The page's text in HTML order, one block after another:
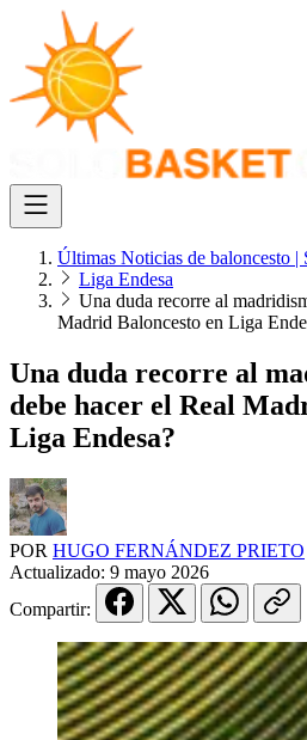
Últimas Noticias de baloncesto |
Liga Endesa
Una duda recorre al
Madrid Baloncesto en Liga
Una duda recorre al
debe hacer el Real
Liga Endesa?
POR HUGO FERNÁNDEZ PRIETO
Actualizado: 9 mayo 2026
Compartir: